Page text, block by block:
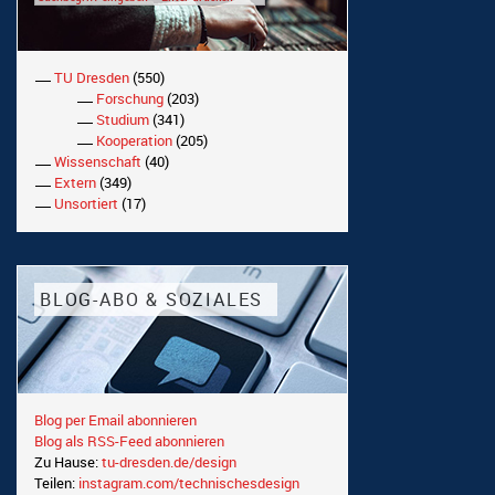
TU Dresden(550)
Forschung(203)
Studium(341)
Kooperation(205)
Wissenschaft (40)
Extern(349)
Unsortiert (17)
BLOG-ABO & SOZIALES
Blog per Email abonnieren
Blog als RSS-Feed abonnieren
Zu Hause:tu-dresden.de/design
Teilen: instagram.com/technischesdesign